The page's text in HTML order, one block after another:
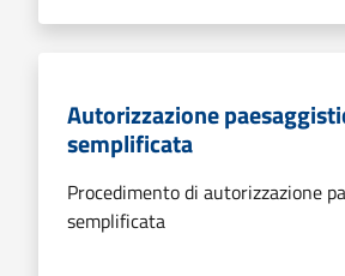
Autorizzazione
semplificata
Procedimento di autorizzazione
semplificata